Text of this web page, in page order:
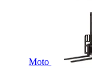
Moto